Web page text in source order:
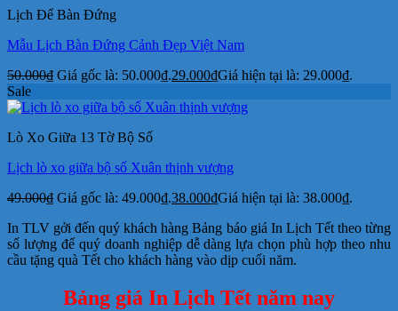
Lịch Để Bàn Đứng
Mẫu Lịch Bàn Đứng Cảnh Đẹp Việt Nam
50.000₫ Giá gốc là: 50.000₫.29.000₫Giá hiện tại là: 29.000₫.
Sale
Lò Xo Giữa 13 Tờ Bộ Số
Lịch lò xo giữa bộ số Xuân thịnh vượng
49.000₫ Giá gốc là: 49.000₫.38.000₫Giá hiện tại là: 38.000₫.
In TLV gởi đến quý khách hàng Bảng báo giá In Lịch Tết theo từng
số lượng để quý doanh nghiệp dễ dàng lựa chọn phù hợp theo nhu
cầu tặng quà Tết cho khách hàng vào dịp cuối năm.
Bảng giá In Lịch Tết năm nay